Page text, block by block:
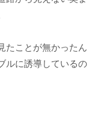
たことが無かったん
ルに誘導しているの